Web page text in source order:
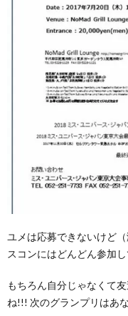
ユメは応募できないけど
スコンにはどんどん参加
もちろん自分じゃなくて
ね!!! 次のグランプリはあ